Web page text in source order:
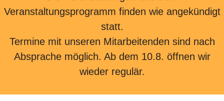
Veranstaltungsprogramm finden wie angekündigt
statt.
Termine mit unseren Mitarbeitenden sind nach
Absprache möglich. Ab dem 10.8. öffnen wir
wieder regulär.